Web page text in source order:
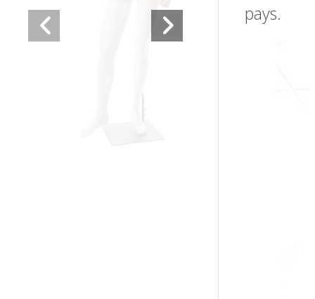
pays.